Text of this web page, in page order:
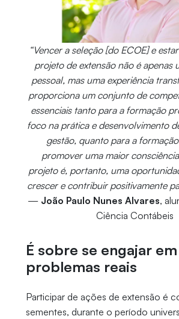
“Vencer a seleção [do ECOE] e
projeto de extensão não é apenas
pessoal, mas uma experiência
proporciona um conjunto de
essenciais tanto para a formação
foco na prática e desenvolvimento
gestão, quanto para a
promover uma maior
projeto é, portanto, uma
crescer e contribuir positivamente
— João Paulo Nunes Alvares,
Ciência Contábeis
É sobre se engajar
problemas reais
Participar de ações de extensão é
sementes, durante o período